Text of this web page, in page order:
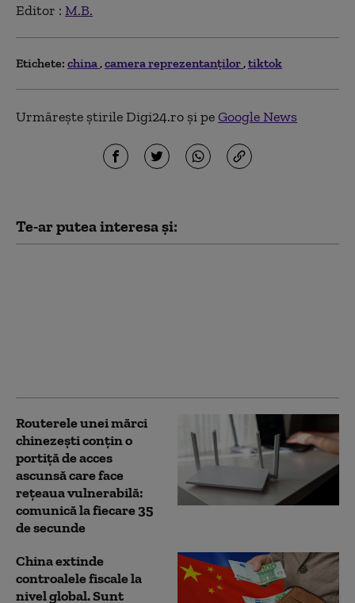
Editor : M.B.
Etichete: china camera reprezentanților tiktok
Urmărește știrile Digi24.ro și peGoogle News
Te-ar putea interesa și:
Routerele unei mărci
chinezești conțin o
portiță de acces
ascunsă care face
rețeaua vulnerabilă:
comunică la fiecare 35
de secunde
China extinde
controalele fiscale la
nivel global. Sunt